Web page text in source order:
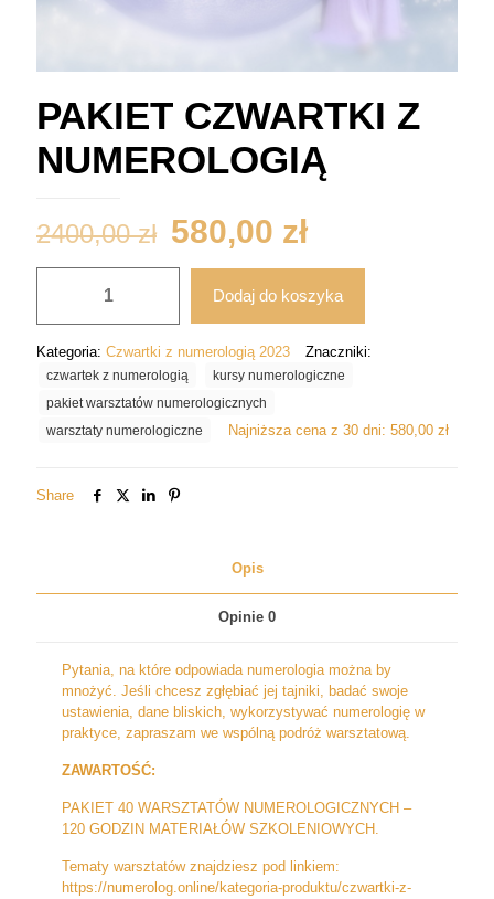
PAKIET CZWARTKI Z
NUMEROLOGIĄ
2400,00zł Pierwotna
cena
wynosiła:
2400,00 zł.
580,00 złAktualna
cena
wynosi:
580,00 zł.
NUMEROLOGIĄ
Dodaj do koszyka
Kategoria: Czwartki z numerologią 2023 Znaczniki:
czwartek z numerologią
kursy numerologiczne
pakiet warsztatów numerologicznych
warsztaty numerologiczne
Najniższa cena z 30 dni: 580,00 zł
Share
Opis
Opinie 0
Pytania, na które odpowiada numerologia można by
mnożyć. Jeśli chcesz zgłębiać jej tajniki, badać swoje
ustawienia, dane bliskich, wykorzystywać numerologię w
praktyce, zapraszam we wspólną podróż warsztatową.
ZAWARTOŚĆ:
PAKIET 40 WARSZTATÓW NUMEROLOGICZNYCH –
120 GODZIN MATERIAŁÓW SZKOLENIOWYCH.
Tematy warsztatów znajdziesz pod linkiem:
https://numerolog.online/kategoria-produktu/czwartki-z-